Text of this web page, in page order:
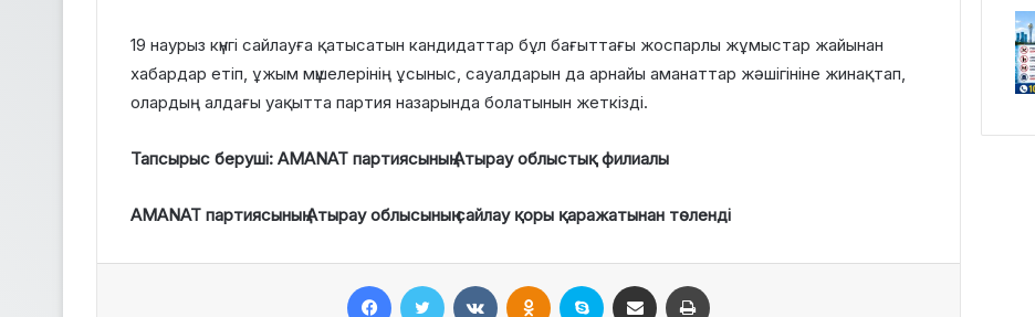
19 наурыз күнгі сайлауға қатысатын кандидаттар бұл бағыттағы жоспарлы жұмыстар жайынан
хабардар етіп, ұжым мүшелерінің ұсыныс, сауалдарын да арнайы аманаттар жәшігініне жинақтап,
олардың алдағы уақытта партия назарында болатынын жеткізді.
Тапсырыс беруші: AMANAT партиясының Атырау облыстық филиалы
AMANAT партиясының Атырау облысының сайлау қоры қаражатынан төленді